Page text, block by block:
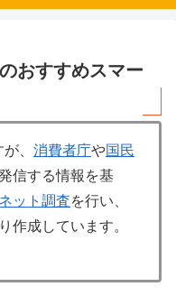
おすすめスマー
、 消費者庁や国民
信する情報を基
ット調査を行い、
作成しています。